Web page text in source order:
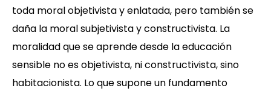
toda moral objetivista y enlatada, pero también se
daña la moral subjetivista y constructivista. La
moralidad que se aprende desde la educación
sensible no es objetivista, ni constructivista, sino
habitacionista. Lo que supone un fundamento